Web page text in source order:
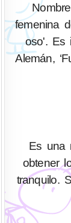
femenina
oso'. Es
Alemán,
Es una
obtener
tranquilo.